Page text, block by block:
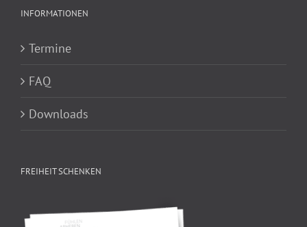
INFORMATIONEN
Termine
FAQ
Downloads
FREIHEIT SCHENKEN